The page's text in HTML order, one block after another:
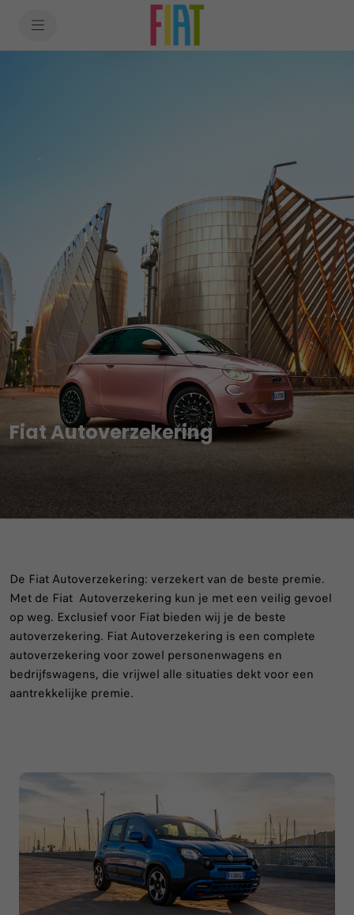
Fiat Autoverzekering
De Fiat Autoverzekering: verzekert van de beste premie.
Met de Fiat Autoverzekering kun je met een veilig gevoel
op weg. Exclusief voor Fiat bieden wij je de beste
autoverzekering. Fiat Autoverzekering is een complete
autoverzekering voor zowel personenwagens en
bedrijfswagens, die vrijwel alle situaties dekt voor een
aantrekkelijke premie.